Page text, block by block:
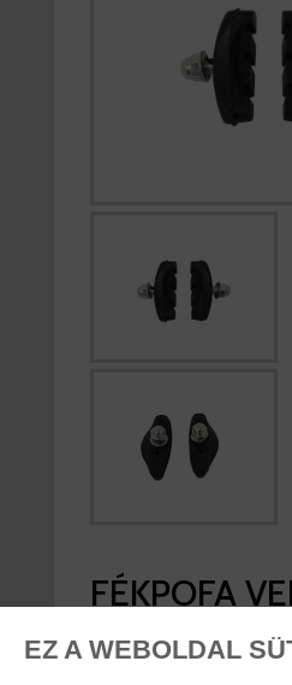
EZ A WEBOLDAL
FÉKPOFA
50MM